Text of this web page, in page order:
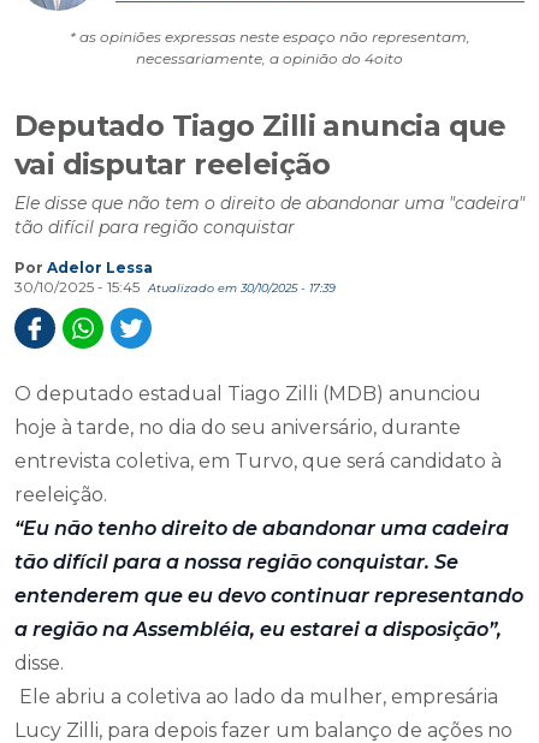
* as opiniões expressas neste espaço não representam,
necessariamente, a opinião do 4oito
Deputado Tiago Zilli anuncia que
vai disputar reeleição
Ele disse que não tem o direito de abandonar uma "cadeira"
tão difícil para região conquistar
Por Adelor Lessa
30/10/2025 - 15:45
Atualizado em 30/10/2025 - 17:39
O deputado estadual Tiago Zilli (MDB) anunciou
hoje à tarde, no dia do seu aniversário, durante
entrevista coletiva, em Turvo, que será candidato à
reeleição.
“Eu não tenho direito de abandonar uma cadeira
tão difícil para a nossa região conquistar. Se
entenderem que eu devo continuar representando
a região na Assembléia, eu estarei a disposição”,
disse.
Ele abriu a coletiva ao lado da mulher, empresária
Lucy Zilli, para depois fazer um balanço de ações no